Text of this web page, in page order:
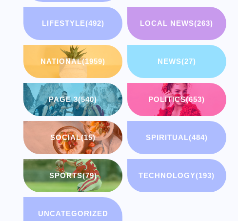
LIFESTYLE(492) LOCAL NEWS(263)
NATIONAL(1959) NEWS(27)
PAGE 3(540) POLITICS(653)
SOCIAL(15) SPIRITUAL(484)
SPORTS(79) TECHNOLOGY(193)
UNCATEGORIZED